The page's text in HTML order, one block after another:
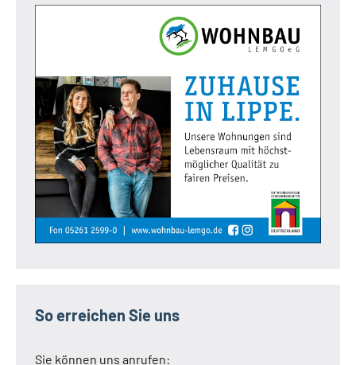
So erreichen Sie uns
Sie können uns anrufen: